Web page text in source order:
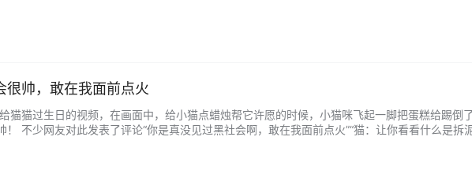
很帅，敢在我面前点火
猫猫过生日的视频，在画面中，给小猫点蜡烛帮它许愿的时候，小猫咪飞起一脚把蛋糕给踢倒
！ 不少网友对此发表了评论“你是真没见过黑社会啊，敢在我面前点火”“猫：让你看看什么是拆